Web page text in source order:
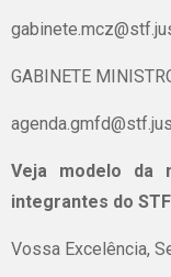
GABINETE
Veja modelo da
integrantes do
Vossa Excelência,